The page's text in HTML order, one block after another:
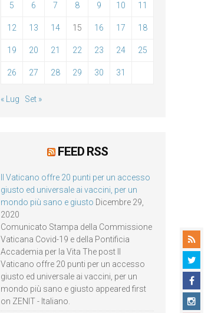
5 6 7 8 9 10 11
12 13 14 15 16 17 18
19 20 21 22 23 24 25
26 27 28 29 30 31
« Lug Set »
FEED RSS
Il Vaticano offre 20 punti per un accesso
giusto ed universale ai vaccini, per un
mondo più sano e giusto Dicembre 29,
2020
Comunicato Stampa della Commissione
Vaticana Covid-19 e della Pontificia
Accademia per la Vita The post Il
Vaticano offre 20 punti per un accesso
giusto ed universale ai vaccini, per un
mondo più sano e giusto appeared first
on ZENIT - Italiano.